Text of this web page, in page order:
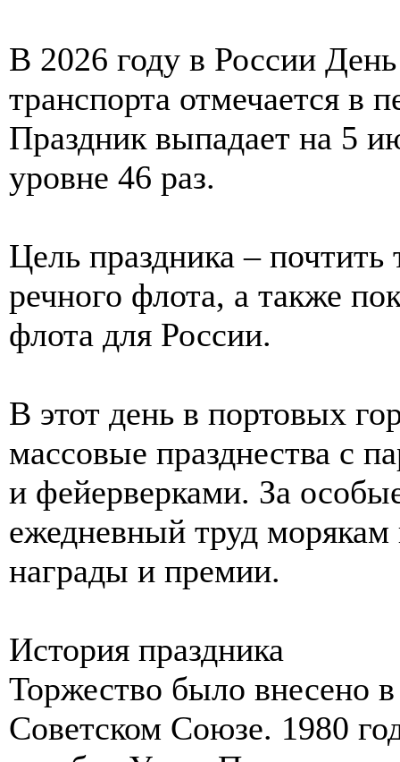
В 2026 году в России
транспорта отмечается в
Праздник выпадает на 5
уровне 46 раз.
Цель праздника – почтить
речного флота, а также
флота для России.
В этот день в портовых
массовые празднества с
и фейерверками. За
ежедневный труд
награды и премии.
История праздника
Торжество было внесено
Советском Союзе. 1980